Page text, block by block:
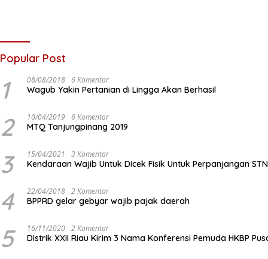
Popular Post
1 08/08/2018 6 Komentar
Wagub Yakin Pertanian di Lingga Akan Berhasil
2 10/04/2019 6 Komentar
MTQ Tanjungpinang 2019
3 15/04/2021 3 Komentar
Kendaraan Wajib Untuk Dicek Fisik Untuk Perpanjangan
4 22/04/2018 2 Komentar
BPPRD gelar gebyar wajib pajak daerah
5 16/11/2020 2 Komentar
Distrik XXII Riau Kirim 3 Nama Konferensi Pemuda HKBP